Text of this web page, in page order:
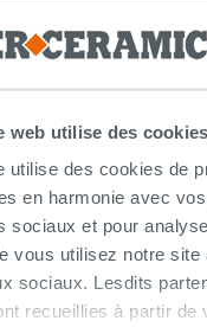
web utilise des
utilise des cookies de
en harmonie avec
sociaux et pour
vous utilisez notre site
sociaux. Lesdits
recueillies à partir
AYANT